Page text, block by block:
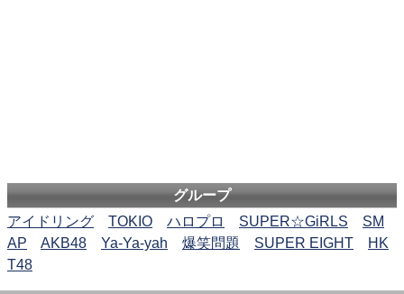
グループ
アイドリング
TOKIO ハロプロ SUPER☆GiRLS
SM
AP
AKB48 Ya-Ya-yah 爆笑問題 SUPER EIGHT
HK
T48